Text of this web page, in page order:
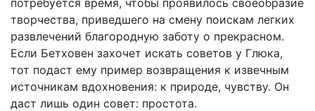
потребуется время, чтобы проявилось своеобразие
творчества, приведшего на смену поискам легких
развлечений благородную заботу о прекрасном.
Если Бетховен захочет искать советов у Глюка,
тот подаст ему пример возвращения к извечным
источникам вдохновения: к природе, чувству. Он
даст лишь один совет: простота.